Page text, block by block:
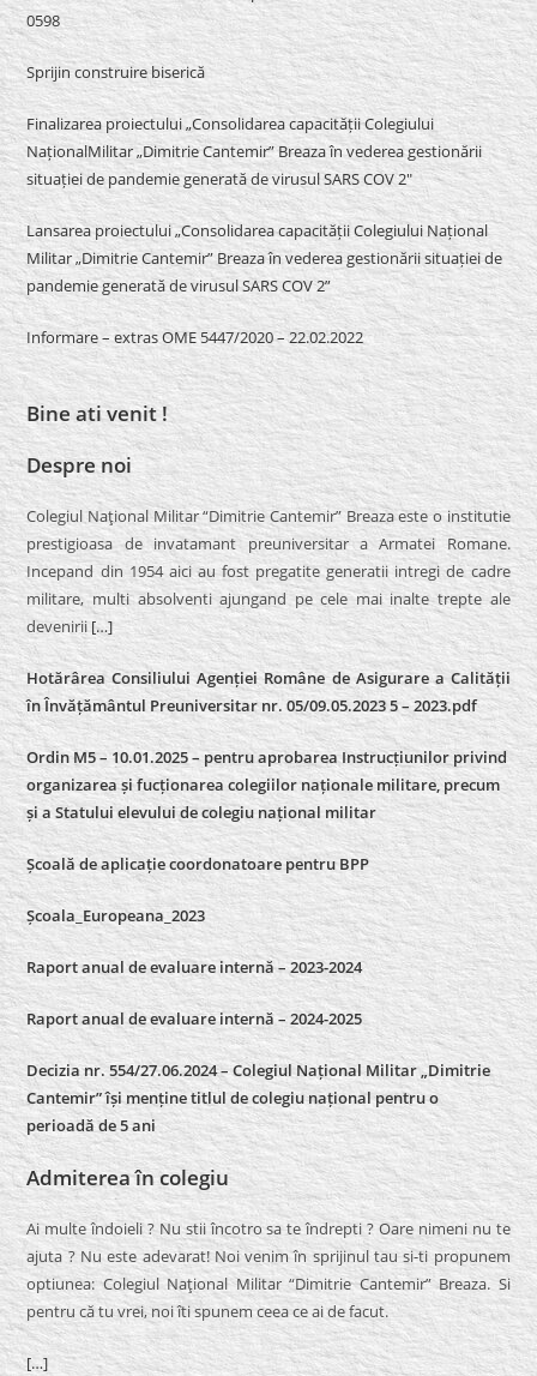
0598
Sprijin construire biserică
Finalizarea proiectului „Consolidarea capacității Colegiului
NaționalMilitar „Dimitrie Cantemir” Breaza în vederea gestionării
situației de pandemie generată de virusul SARS COV 2″
Lansarea proiectului „Consolidarea capacității Colegiului Național
Militar „Dimitrie Cantemir” Breaza în vederea gestionării situației de
pandemie generată de virusul SARS COV 2”
Informare – extras OME 5447/2020 – 22.02.2022
Bine ati venit !
Despre noi
Colegiul Naţional Militar “Dimitrie Cantemir” Breaza este o institutie
prestigioasa de invatamant preuniversitar a Armatei Romane.
Incepand din 1954 aici au fost pregatite generatii intregi de cadre
militare, multi absolventi ajungand pe cele mai inalte trepte ale
devenirii […]
Hotărârea Consiliului Agenției Române de Asigurare a Calității
în Învățământul Preuniversitar nr. 05/09.05.2023 5 – 2023.pdf
Ordin M5 – 10.01.2025 – pentru aprobarea Instrucțiunilor privind
organizarea și fucționarea colegiilor naționale militare, precum
și a Statului elevului de colegiu național militar
Școală de aplicație coordonatoare pentru BPP
Școala_Europeana_2023
Raport anual de evaluare internă – 2023-2024
Raport anual de evaluare internă –2024-2025
Decizia nr. 554/27.06.2024 – Colegiul Național Militar „Dimitrie
Cantemir” își menține titlul de colegiu național pentru o
perioadă de 5 ani
Admiterea în colegiu
Ai multe îndoieli ? Nu stii încotro sa te îndrepti ? Oare nimeni nu te
ajuta ? Nu este adevarat! Noi venim în sprijinul tau si-ti propunem
optiunea: Colegiul Naţional Militar “Dimitrie Cantemir” Breaza. Si
pentru că tu vrei, noi îti spunem ceea ce ai de facut.
[…]